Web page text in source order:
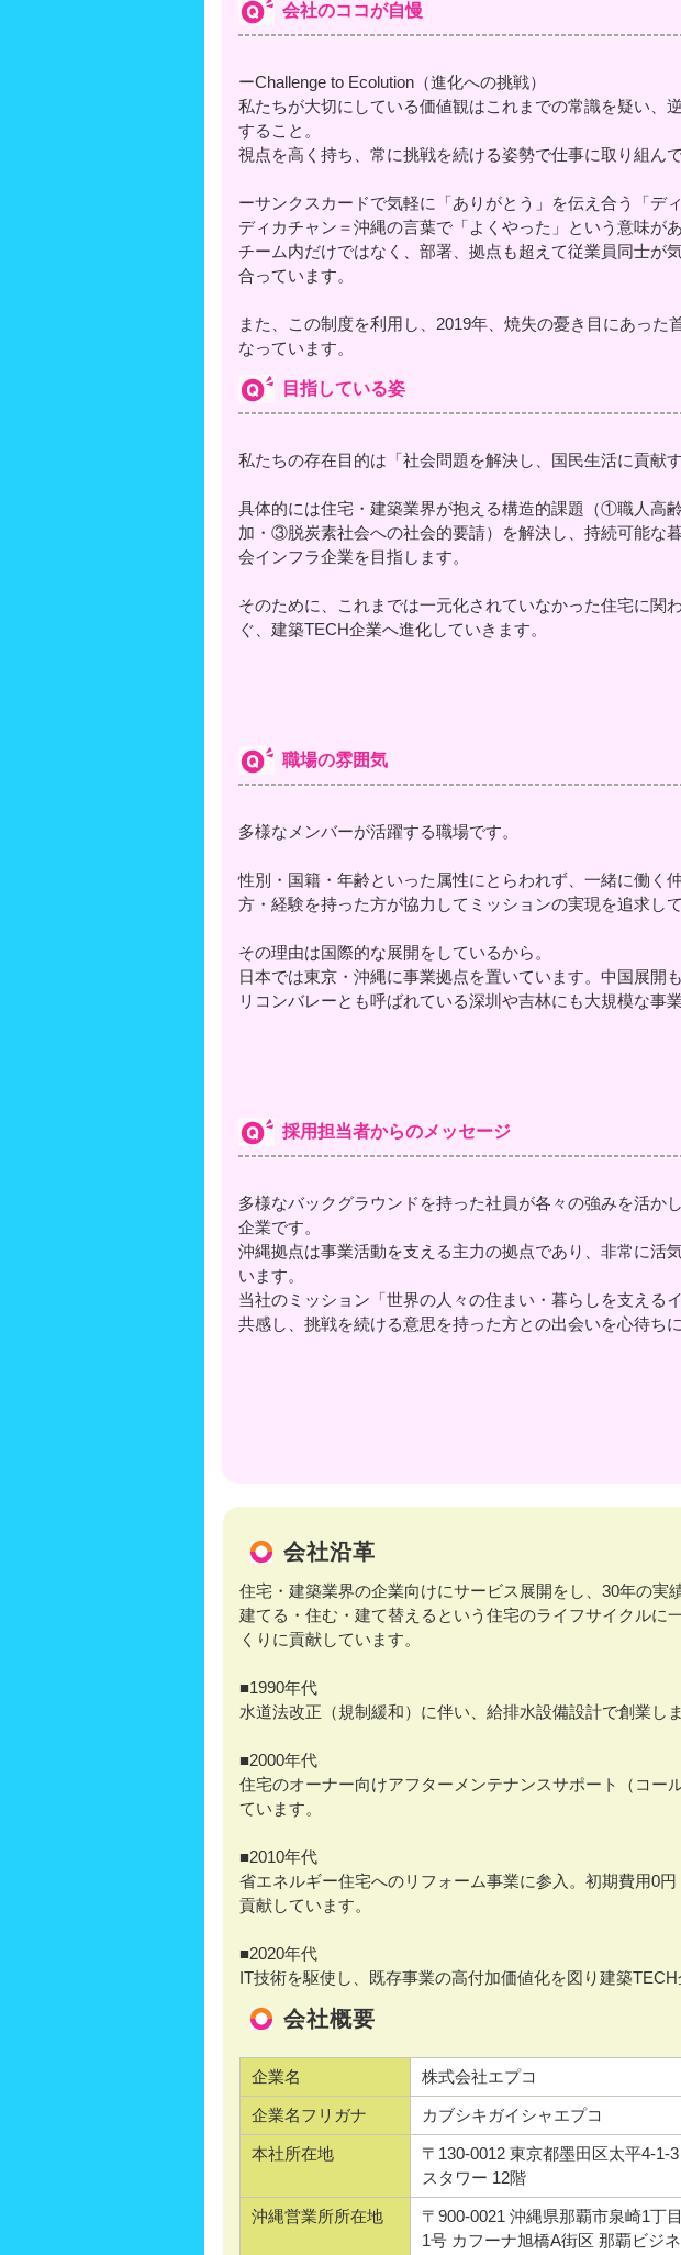
会社のココが自慢
ーChallenge to Ecolution（進化への挑戦）
私たちが大切にしている価値観はこれまでの常識を疑い、
すること。
視点を高く持ち、常に挑戦を続ける姿勢で仕事に取り組んで
ーサンクスカードで気軽に「ありがとう」を伝え合う「デ
ディカチャン＝沖縄の言葉で「よくやった」という意味があ
チーム内だけではなく、部署、拠点も超えて従業員同士が
合っています。
また、この制度を利用し、2019年、焼失の憂き目にあった
なっています。
目指している姿
私たちの存在目的は「社会問題を解決し、国民生活に貢献す
具体的には住宅・建築業界が抱える構造的課題（①職人高
加・③脱炭素社会への社会的要請）を解決し、持続可能な
会インフラ企業を目指します。
そのために、これまでは一元化されていなかった住宅に関
ぐ、建築TECH企業へ進化していきます。
職場の雰囲気
多様なメンバーが活躍する職場です。
性別・国籍・年齢といった属性にとらわれず、一緒に働く
方・経験を持った方が協力してミッションの実現を追求して
その理由は国際的な展開をしているから。
日本では東京・沖縄に事業拠点を置いています。中国展開
リコンバレーとも呼ばれている深圳や吉林にも大規模な事
採用担当者からのメッセージ
多様なバックグラウンドを持った社員が各々の強みを活か
企業です。
沖縄拠点は事業活動を支える主力の拠点であり、非常に活
います。
当社のミッション「世界の人々の住まい・暮らしを支える
共感し、挑戦を続ける意思を持った方との出会いを心待ち
会社沿革
住宅・建築業界の企業向けにサービス展開をし、30年の実
建てる・住む・建て替えるという住宅のライフサイクル
くりに貢献しています。
■1990年代
水道法改正（規制緩和）に伴い、給排水設備設計で創業しま
■2000年代
住宅のオーナー向けアフターメンテナンスサポート（コー
ています。
■2010年代
省エネルギー住宅へのリフォーム事業に参入。初期費用0
貢献しています。
■2020年代
IT技術を駆使し、既存事業の高付加価値化を図り建築TECH
会社概要
企業名 株式会社エプコ
企業名フリガナ カブシキガイシャエプコ
本社所在地
〒130-0012 東京都墨田区太平4-1-
スタワー 12階
沖縄営業所所在地
〒900-0021 沖縄県那覇市泉崎1丁
1号 カフーナ旭橋A街区 那覇ビジ